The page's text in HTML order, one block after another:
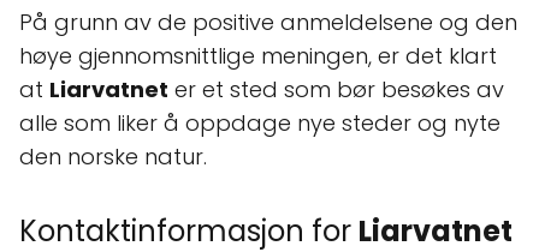
På grunn av de positive anmeldelsene og den
høye gjennomsnittlige meningen, er det klart
at Liarvatnet er et sted som bør besøkes av
alle som liker å oppdage nye steder og nyte
den norske natur.
Kontaktinformasjon for Liarvatnet